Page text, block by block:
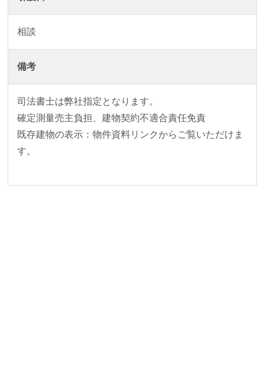
相談
備考
司法書士は弊社指定となります。
確定測量売主負担、建物契約不適合責任免責
既存建物の表示：物件資料リンクからご覧いただけま
す。